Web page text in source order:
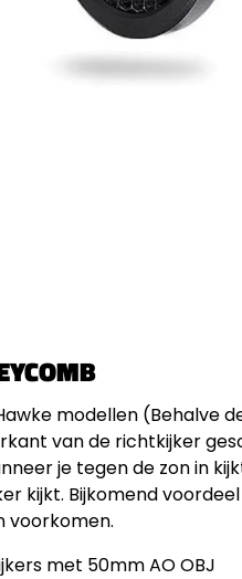
modellen (Behalve
van de richtkijker
je tegen de zon in
kijkt. Bijkomend
voorkomen.
met 50mm AO OBJ